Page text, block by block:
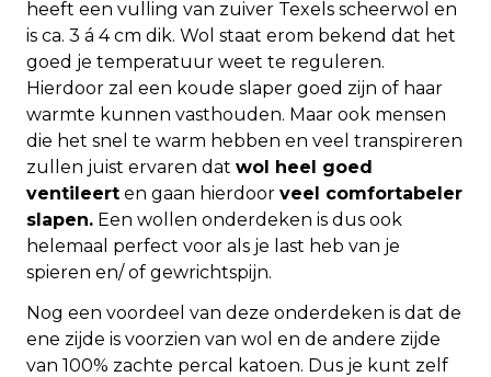
heeft een vulling van zuiver Texels scheerwol en
is ca. 3 á 4 cm dik. Wol staat erom bekend dat het
goed je temperatuur weet te reguleren.
Hierdoor zal een koude slaper goed zijn of haar
warmte kunnen vasthouden. Maar ook mensen
die het snel te warm hebben en veel transpireren
zullen juist ervaren dat wol heel goed
ventileert en gaan hierdoor veel comfortabeler
slapen. Een wollen onderdeken is dus ook
helemaal perfect voor als je last heb van je
spieren en/ of gewrichtspijn.
Nog een voordeel van deze onderdeken is dat de
ene zijde is voorzien van wol en de andere zijde
van 100% zachte percal katoen. Dus je kunt zelf